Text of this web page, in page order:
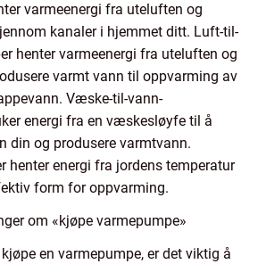
varmeenergi fra uteluften og
kanaler i hjemmet ditt. Luft-til-
henter varmeenergi fra uteluften og
varmt vann til oppvarming av
Væske-til-vann-
energi fra en væskesløyfe til å
din og produsere varmtvann.
henter energi fra jordens temperatur
form for oppvarming.
om «kjøpe varmepumpe»
en varmepumpe, er det viktig å